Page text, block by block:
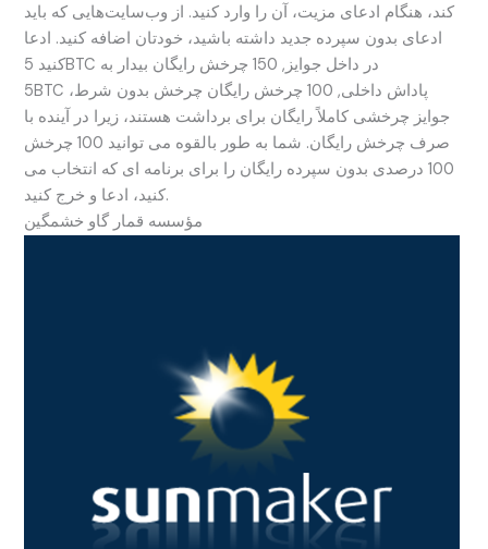
کند، هنگام ادعای مزیت، آن را وارد کنید. از وب‌سایت‌هایی که باید
ادعای بدون سپرده جدید داشته باشید، خودتان اضافه کنید. ادعا
کنید 5BTC در داخل جوایز, 150 چرخش رایگان بیدار به
5BTC پاداش داخلی, 100 چرخش رایگان چرخش بدون شرط،
جوایز چرخشی کاملاً رایگان برای برداشت هستند، زیرا در آینده با
صرف چرخش رایگان. شما به طور بالقوه می توانید 100 چرخش
100 درصدی بدون سپرده رایگان را برای برنامه ای که انتخاب می
کنید، ادعا و خرج کنید.
مؤسسه قمار گاو خشمگین